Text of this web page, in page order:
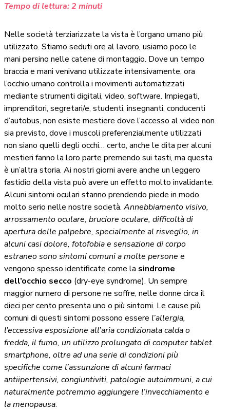
Tempo di lettura:2 minuti
Nelle società terziarizzate la vista è l’organo umano più
utilizzato. Stiamo seduti ore al lavoro, usiamo poco le
mani persino nelle catene di montaggio. Dove un tempo
braccia e mani venivano utilizzate intensivamente, ora
l’occhio umano controlla i movimenti automatizzati
mediante strumenti digitali, video, software. Impiegati,
imprenditori, segretari/e, studenti, insegnanti, conducenti
d’autobus, non esiste mestiere dove l’accesso al video non
sia previsto, dove i muscoli preferenzialmente utilizzati
non siano quelli degli occhi… certo, anche le dita per alcuni
mestieri fanno la loro parte premendo sui tasti, ma questa
è un’altra storia. Ai nostri giorni avere anche un leggero
fastidio della vista può avere un effetto molto invalidante.
Alcuni sintomi oculari stanno prendendo piede in modo
molto serio nelle nostre società. Annebbiamento visivo,
arrossamento oculare, bruciore oculare, difficoltà di
apertura delle palpebre, specialmente al risveglio, in
alcuni casi dolore, fotofobia e sensazione di corpo
estraneo sono sintomi comuni a molte persone e
vengono spesso identificate come la sindrome
dell’occhio secco (dry-eye syndrome). Un sempre
maggior numero di persone ne soffre, nelle donne circa il
dieci per cento presenta uno o più sintomi. Le cause più
comuni di questi sintomi possono essere l’allergia,
l’eccessiva esposizione all’aria condizionata calda o
fredda, il fumo, un utilizzo prolungato di computer tablet
smartphone, oltre ad una serie di condizioni più
specifiche come l’assunzione di alcuni farmaci
antiipertensivi, congiuntiviti, patologie autoimmuni, a cui
naturalmente potremmo aggiungere l’invecchiamento e
la menopausa.